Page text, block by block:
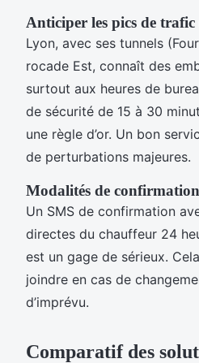
Anticiper les pics de
Lyon, avec ses tunnels
rocade Est, connaît des
surtout aux heures de
de sécurité de 15 à 30
une règle d’or. Un bon
de perturbations majeures.
Modalités de
Un SMS de confirmation
directes du chauffeur 24
est un gage de sérieux.
joindre en cas de
d’imprévu.
Comparatif des